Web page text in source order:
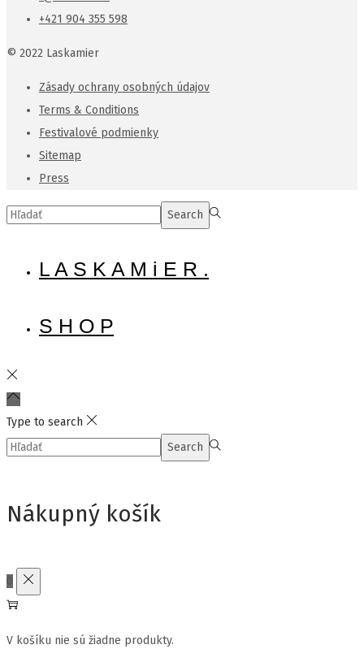
+421 904 355 598
© 2022 Laskamier
Zásady ochrany osobných údajov
Terms & Conditions
Festivalové podmienky
Sitemap
Press
Search
Search
L A S K A M i E R .
S H O P
Type to search
Search
Search
Nákupný košík
V košíku nie sú žiadne produkty.